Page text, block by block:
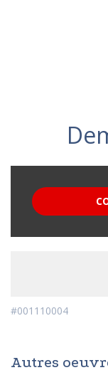
#001110004
Autres